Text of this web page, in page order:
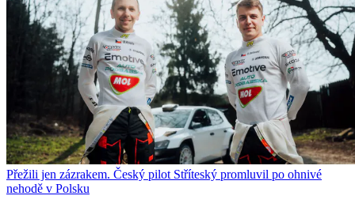
Přežili jen zázrakem. Český pilot Stříteský promluvil po ohnivé
nehodě v Polsku